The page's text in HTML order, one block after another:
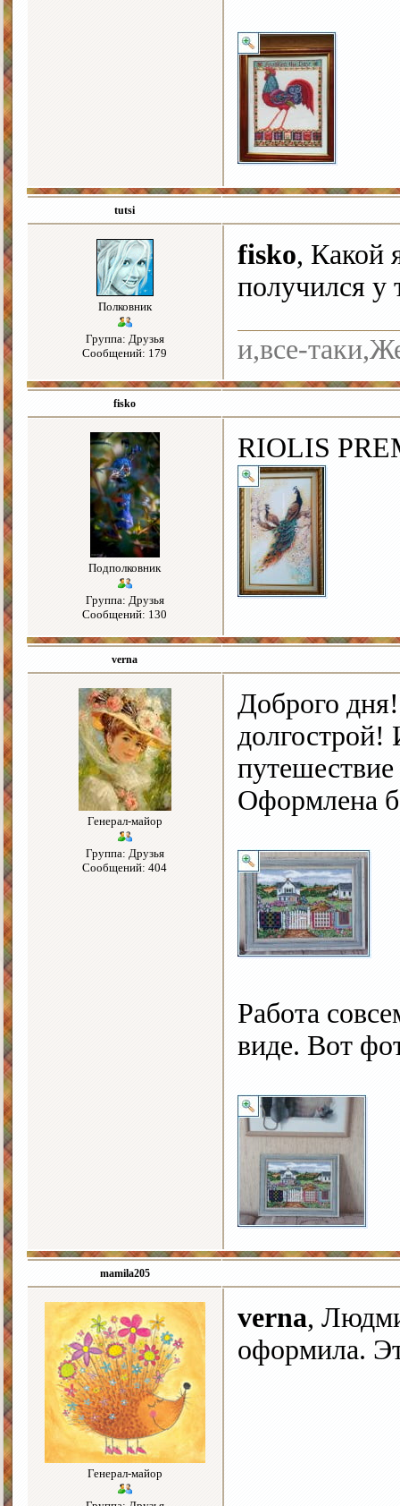
tutsi
Полковник
Группа: Друзья
Сообщений: 179
fisko, Какой
получился у
и,все-
fisko
Подполковник
Группа: Друзья
Сообщений: 130
RIOLIS
verna
Генерал-майор
Группа: Друзья
Сообщений: 404
Доброго
долгострой!
путешествие
Оформлена
Работа
виде. Вот
mamila205
Генерал-майор
verna,
оформила.